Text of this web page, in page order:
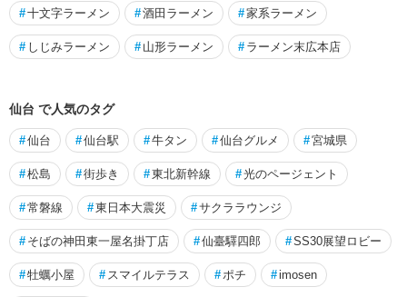
#十文字ラーメン #酒田ラーメン #家系ラーメン
# しじみラーメン # 山形ラーメン # ラーメン末広本店
仙台 で人気のタグ
#仙台 #仙台駅 #牛タン #仙台グルメ #宮城県
#松島 #街歩き #東北新幹線 #光のページェント
#常磐線 #東日本大震災 #サクララウンジ
# そばの神田東一屋名掛丁店 #仙臺驛四郎 #SS30展望ロビー
#牡蠣小屋 # スマイルテラス #ポチ #imosen